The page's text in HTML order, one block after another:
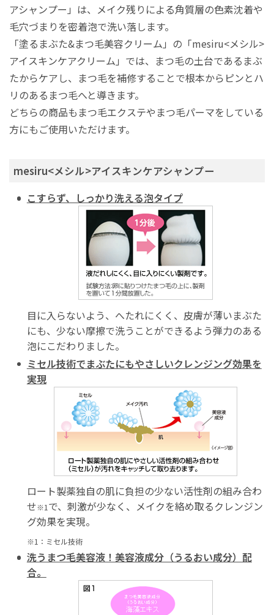
アシャンプー」は、メイク残りによる角質層の色素沈着や
毛穴づまりを密着泡で洗い落します。
「塗るまぶた&まつ毛美容クリーム」の「mesiru<メシル>
アイスキンケアクリーム」では、まつ毛の土台であるまぶ
たからケアし、まつ毛を補修することで根本からピンとハ
リのあるまつ毛へと導きます。
どちらの商品もまつ毛エクステやまつ毛パーマをしている
方にもご使用いただけます。
mesiru<メシル>アイスキンケアシャンプー
こすらず、しっかり洗える泡タイプ
目に入らないよう、へたれにくく、皮膚が薄いまぶた
にも、少ない摩擦で洗うことができるよう弾力のある
泡にこだわりました。
ミセル技術でまぶたにもやさしいクレンジング効果を
実現
ロート製薬独自の肌に負担の少ない活性剤の組み合わ
せ※1 で、刺激が少なく、メイクを絡め取るクレンジン
グ効果を実現。
※1：ミセル技術
洗うまつ毛美容液！美容液成分（うるおい成分）配
合。